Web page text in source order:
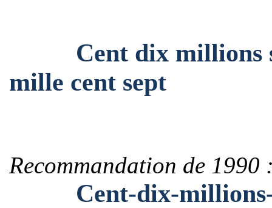
Cent dix millions
mille cent sept
Recommandation de 1990
Cent-dix-millions-